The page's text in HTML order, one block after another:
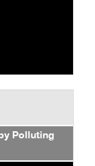
Polluting